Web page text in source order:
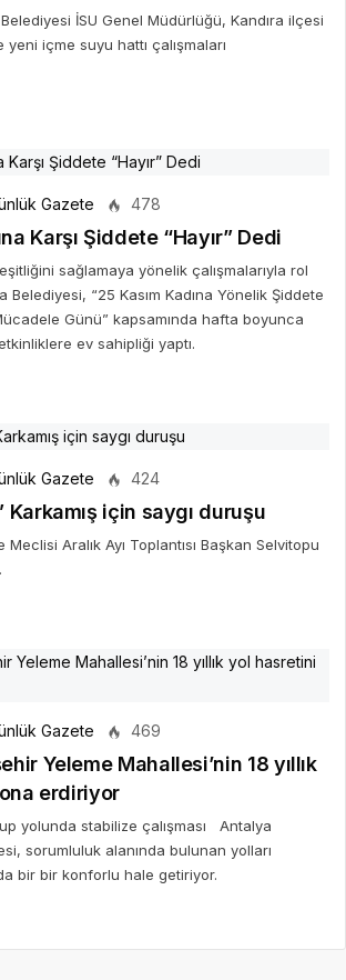
İSU Genel Müdürlüğü, Kandıra ilçesi
yeni içme suyu hattı çalışmaları
Gazete 478
Karşı Şiddete “Hayır” Dedi
sağlamaya yönelik çalışmalarıyla rol
Belediyesi, “25 Kasım Kadına Yönelik Şiddete
Günü” kapsamında hafta boyunca
ev sahipliği yaptı.
Gazete 424
Karkamış için saygı duruşu
Aralık Ayı Toplantısı Başkan Selvitopu
Gazete 469
Mahallesi’nin 18 yıllık
erdiriyor
yolunda stabilize çalışması Antalya
sorumluluk alanında bulunan yolları
bir bir konforlu hale getiriyor.